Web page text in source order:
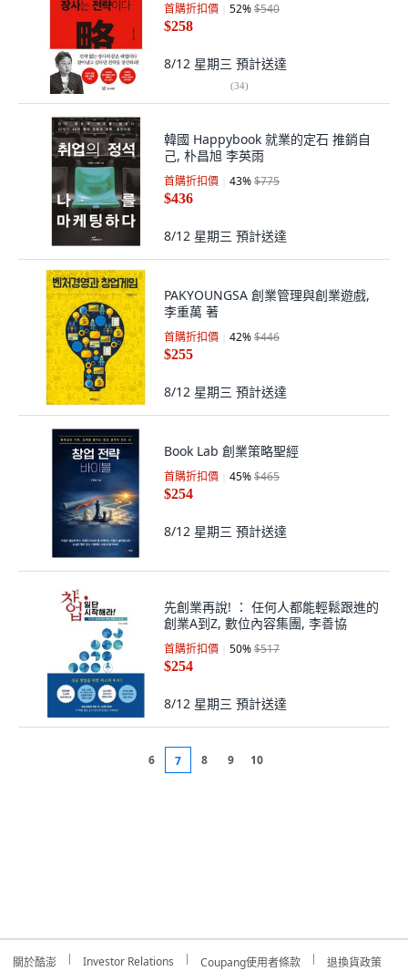
首購折扣價 52%$540
$258
8/12 星期三 預計送達
(34)
韓國 Happybook 就業的定石 推銷自
己, 朴昌旭 李英雨
首購折扣價 43%$775
$436
8/12 星期三 預計送達
PAKYOUNGSA 創業管理與創業遊戲,
李重萬 著
首購折扣價 42%$446
$255
8/12 星期三 預計送達
Book Lab 創業策略聖經
首購折扣價 45%$465
$254
8/12 星期三 預計送達
先創業再說! ： 任何人都能輕鬆跟進的
創業A到Z, 數位內容集團, 李善協
首購折扣價 50%$517
$254
8/12 星期三 預計送達
6 7 8 9 10
關於酷澎 Investor Relations Coupang使用者條款 退換貨政策